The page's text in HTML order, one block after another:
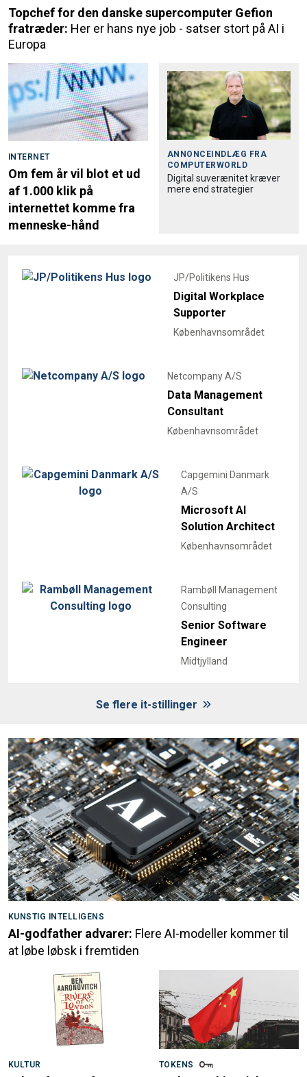
Topchef for den danske supercomputer Gefion
fratræder: Her er hans nye job - satser stort på AI i
Europa
INTERNET
Om fem år vil blot et ud
af 1.000 klik på
internettet komme fra
menneske-hånd
ANNONCEINDLÆG FRA
COMPUTERWORLD
Digital suverænitet kræver
mere end strategier
JP/Politikens Hus
Digital Workplace
Supporter
Københavnsområdet
Netcompany A/S
Data Management
Consultant
Københavnsområdet
Capgemini Danmark
A/S
Microsoft AI
Solution Architect
Københavnsområdet
Rambøll Management
Consulting
Senior Software
Engineer
Midtjylland
Se flere it-stillinger
KUNSTIG INTELLIGENS
AI-godfather advarer: Flere AI-modeller kommer til
at løbe løbsk i fremtiden
KULTUR TOKENS